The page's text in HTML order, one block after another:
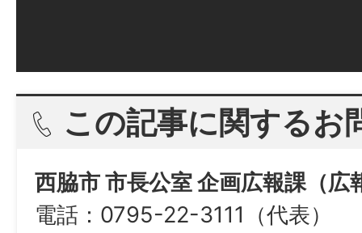
この記事に関するお
西脇市 市長公室 企画広報課（広
電話：0795-22-3111（代表）